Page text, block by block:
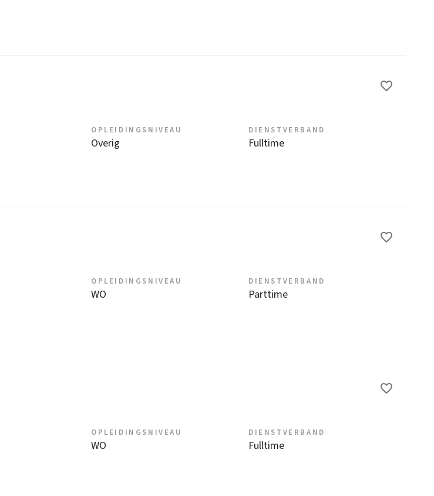
OPLEIDINGSNIVEAU
Overig
DIENSTVERBAND
Fulltime
OPLEIDINGSNIVEAU
WO
DIENSTVERBAND
Parttime
OPLEIDINGSNIVEAU
WO
DIENSTVERBAND
Fulltime